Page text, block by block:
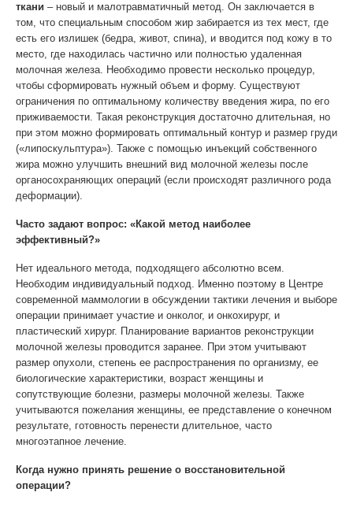
ткани – новый и малотравматичный метод. Он заключается в
том, что специальным способом жир забирается из тех мест, где
есть его излишек (бедра, живот, спина), и вводится под кожу в то
место, где находилась частично или полностью удаленная
молочная железа. Необходимо провести несколько процедур,
чтобы сформировать нужный объем и форму. Существуют
ограничения по оптимальному количеству введения жира, по его
приживаемости. Такая реконструкция достаточно длительная, но
при этом можно формировать оптимальный контур и размер груди
(«липоскульптура»). Также с помощью инъекций собственного
жира можно улучшить внешний вид молочной железы после
органосохраняющих операций (если происходят различного рода
деформации).
Часто задают вопрос: «Какой метод наиболее
эффективный?»
Нет идеального метода, подходящего абсолютно всем.
Необходим индивидуальный подход. Именно поэтому в Центре
современной маммологии в обсуждении тактики лечения и выборе
операции принимает участие и онколог, и онкохирург, и
пластический хирург. Планирование вариантов реконструкции
молочной железы проводится заранее. При этом учитывают
размер опухоли, степень ее распространения по организму, ее
биологические характеристики, возраст женщины и
сопутствующие болезни, размеры молочной железы. Также
учитываются пожелания женщины, ее представление о конечном
результате, готовность перенести длительное, часто
многоэтапное лечение.
Когда нужно принять решение о восстановительной
операции?